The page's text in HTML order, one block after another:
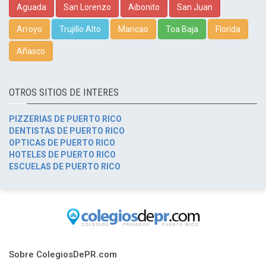
Aguada San Lorenzo Aibonito San Juan
Arroyo Trujillo Alto Maricao Toa Baja Florida
Añasco
OTROS SITIOS DE INTERES
PIZZERIAS DE PUERTO RICO
DENTISTAS DE PUERTO RICO
OPTICAS DE PUERTO RICO
HOTELES DE PUERTO RICO
ESCUELAS DE PUERTO RICO
Sobre ColegiosDePR.com